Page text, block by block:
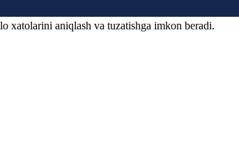
xatolarini aniqlash va tuzatishga imkon beradi.